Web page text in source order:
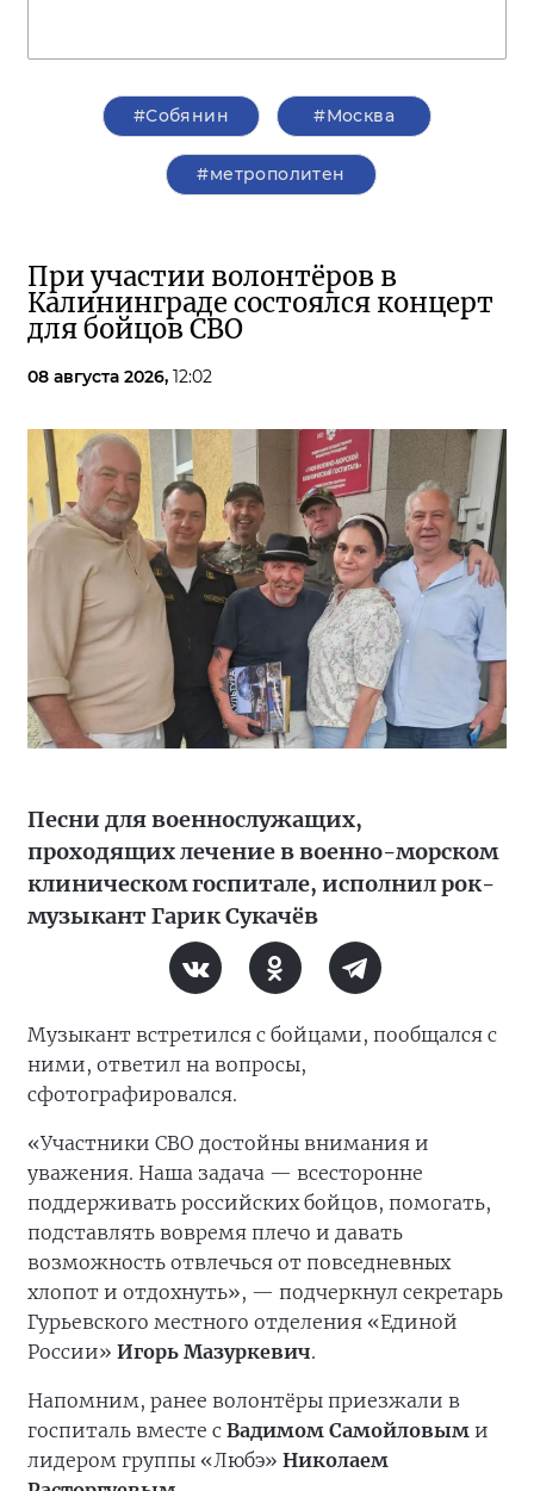
#Собянин #Москва
#метрополитен
При участии волонтёров в
Калининграде состоялся концерт
для бойцов СВО
08 августа 2026, 12:02
Песни для военнослужащих,
проходящих лечение в военно-морском
клиническом госпитале, исполнил рок-
музыкант Гарик Сукачёв
Музыкант встретился с бойцами, пообщался с
ними, ответил на вопросы,
сфотографировался.
«Участники СВО достойны внимания и
уважения. Наша задача — всесторонне
поддерживать российских бойцов, помогать,
подставлять вовремя плечо и давать
возможность отвлечься от повседневных
хлопот и отдохнуть», — подчеркнул секретарь
Гурьевского местного отделения «Единой
России» Игорь Мазуркевич.
Напомним, ранее волонтёры приезжали в
госпиталь вместе с Вадимом Самойловым и
лидером группы «Любэ» Николаем